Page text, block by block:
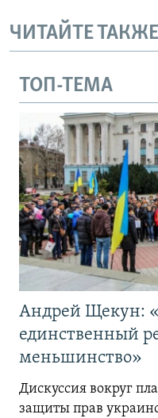
ЧИТАЙТЕ
ТОП-ТЕМА
Андрей Щекун:
единственный
меньшинство»
Дискуссия вокруг
защиты прав